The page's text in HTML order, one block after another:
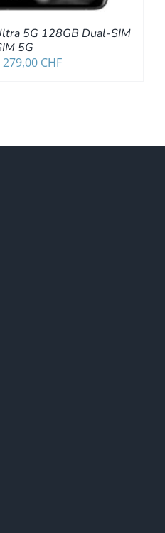
5G 128GB Dual-SIM
5G
Ursprünglicher
279,00 CHFAktueller